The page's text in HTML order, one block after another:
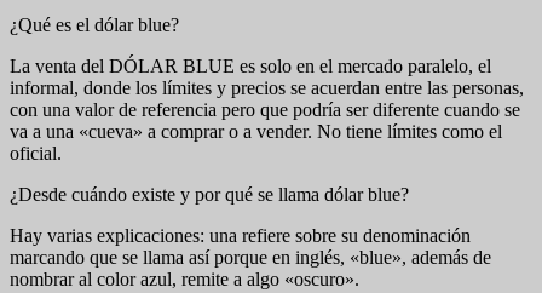
¿Qué es el dólar blue?
La venta del DÓLAR BLUE es solo en el mercado paralelo, el
informal, donde los límites y precios se acuerdan entre las personas,
con una valor de referencia pero que podría ser diferente cuando se
va a una «cueva» a comprar o a vender. No tiene límites como el
oficial.
¿Desde cuándo existe y por qué se llama dólar blue?
Hay varias explicaciones: una refiere sobre su denominación
marcando que se llama así porque en inglés, «blue», además de
nombrar al color azul, remite a algo «oscuro».